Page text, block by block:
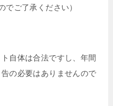
でご了承ください）
自体は合法ですし、年間
の必要はありませんので